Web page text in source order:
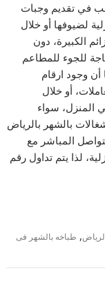
في تقديم وجبات
لضيوفها أو خلال
الكبيرة، دون
للجوء للمطاعم
أن وجود ارقام
أو خلال
المنزل، سواء
بالشهر بالرياض
المباشر مع
لذا يتم تداول رقم
, طباخه بالشهر فى